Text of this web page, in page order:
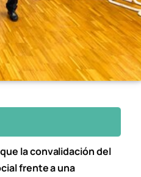
la convalidación del
frente a una